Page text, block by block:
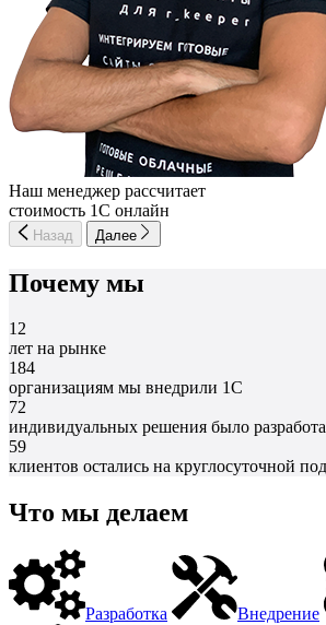
Наш менеджер рассчитает
стоимость 1С онлайн
Назад Далее
Почему мы
12
лет на рынке
184
организациям мы внедрили 1С
72
индивидуальных решения было
59
клиентов остались на круглосуточной
Что мы делаем
Разработка Внедрение